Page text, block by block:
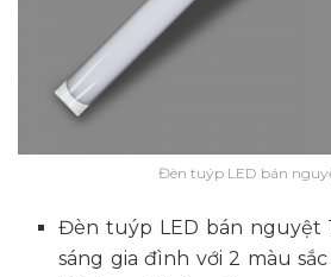
Đèn tuýp LED bán
Đèn tuýp LED bán nguyệt
sáng gia đình với 2 màu